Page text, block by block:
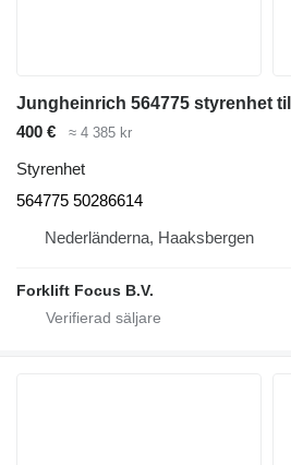
400 € ≈ 4 385 kr
Styrenhet
564775 50286614
Nederländerna, Haaksbergen
Forklift Focus B.V.